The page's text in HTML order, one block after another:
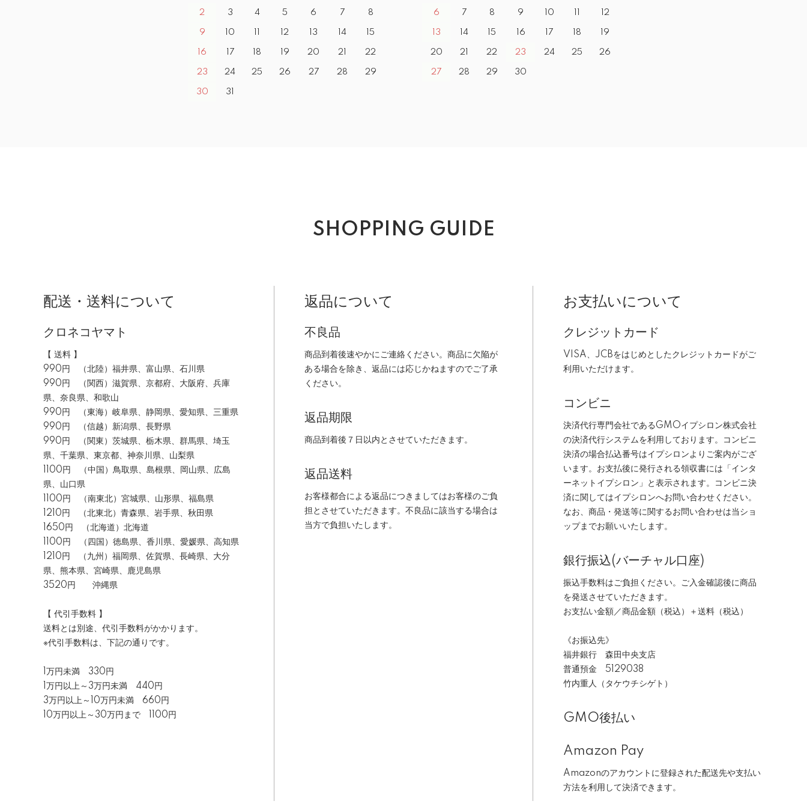
2 3 4 5 6 7 8
9 10 12 13 14 15
16 17 18 19 20 21 22
23 24 25 26 27 28 29
30 31
6 7 8 9 10 12
13 14 15 16 17 18 19
20 21 22 23 24 25 26
27 28 29 30
SHOPPING GUIDE
配送・送料について
クロネコヤマト
【 送料 】
990円 （北陸）福井県、富山県、石川県
990円 （関西）滋賀県、京都府、大阪府、兵庫
県、奈良県、和歌山
990円 （東海）岐阜県、静岡県、愛知県、三重県
990円 （信越）新潟県、長野県
990円 （関東）茨城県、栃木県、群馬県、埼玉
県、千葉県、東京都、神奈川県、山梨県
1100円 （中国）鳥取県、島根県、岡山県、広島
県、山口県
1100円 （南東北）宮城県、山形県、福島県
1210円 （北東北）青森県、岩手県、秋田県
1650円 （北海道）北海道
1100円 （四国）徳島県、香川県、愛媛県、高知県
1210円 （九州）福岡県、佐賀県、長崎県、大分
県、熊本県、宮崎県、鹿児島県
3520円 沖縄県
【 代引手数料 】
送料とは別途、代引手数料がかかります。
※代引手数料は、下記の通りです。
1万円未満 330円
1万円以上～3万円未満 440円
3万円以上～10万円未満 660円
10万円以上～30万円まで 1100円
返品について
不良品
商品到着後速やかにご連絡ください。商品に欠陥が
ある場合を除き、返品には応じかねますのでご了承
ください。
返品期限
商品到着後７日以内とさせていただきます。
返品送料
お客様都合による返品につきましてはお客様のご負
担とさせていただきます。不良品に該当する場合は
当方で負担いたします。
お支払いについて
クレジットカード
VISA、JCBをはじめとしたクレジットカードがご
利用いただけます。
コンビニ
決済代行専門会社であるGMOイプシロン株式会社
の決済代行システムを利用しております。コンビニ
決済の場合払込番号はイプシロンよりご案内がござ
います。お支払後に発行される領収書には「インタ
ーネットイプシロン」と表示されます。コンビニ決
済に関してはイプシロンへお問い合わせください。
なお、商品・発送等に関するお問い合わせは当ショ
ップまでお願いいたします。
銀行振込(バーチャル口座)
振込手数料はご負担ください。ご入金確認後に商品
を発送させていただきます。
お支払い金額／商品金額（税込）＋送料（税込）
《お振込先》
福井銀行 森田中央支店
普通預金 5129038
竹内重人（タケウチシゲト）
GMO後払い
Amazon Pay
Amazonのアカウントに登録された配送先や支払い
方法を利用して決済できます。